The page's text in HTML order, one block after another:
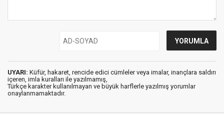
UYARI: Küfür, hakaret, rencide edici cümleler veya imalar, inançlara saldırı
içeren, imla kuralları ile yazılmamış,
Türkçe karakter kullanılmayan ve büyük harflerle yazılmış yorumlar
onaylanmamaktadır.